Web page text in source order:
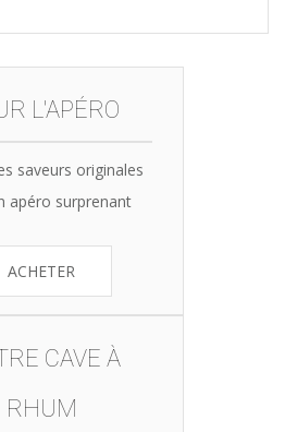
L'APÉRO
saveurs originales
apéro surprenant
ACHETER
CAVE À
RHUM